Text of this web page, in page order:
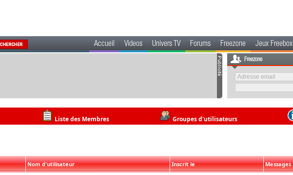
Accueil Videos Univers TV Forums Freezone Jeux Freebox
Freezone
Liste des Membres Groupes d'utilisateurs
Nom d'utilisateur Inscrit le Messages